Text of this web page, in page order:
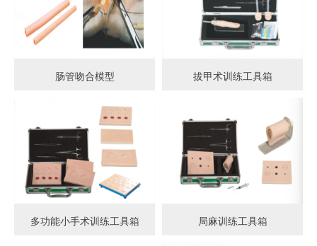
肠管吻合模型 拔甲术训练工具箱
多功能小手术训练工具箱 局麻训练工具箱